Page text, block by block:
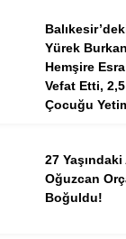
Yürek
Hemşire
Vefat Etti,
Çocuğu
27
Oğuzcan
Boğuldu!